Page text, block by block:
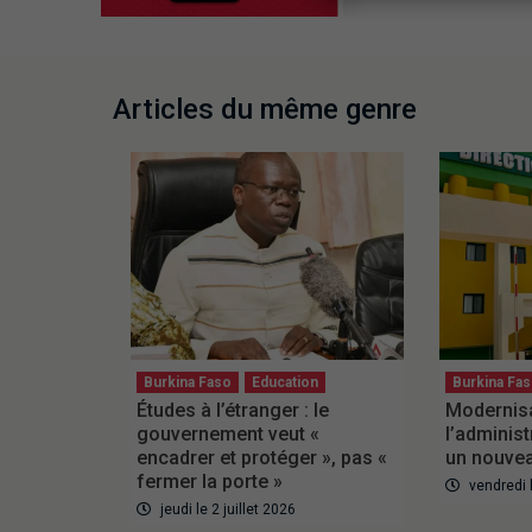
Articles du même genre
Burkina Faso Education
Études à l’étranger : le
gouvernement veut «
encadrer et protéger », pas «
fermer la porte »
jeudi le 2 juillet 2026
Burkina
un
vendredi